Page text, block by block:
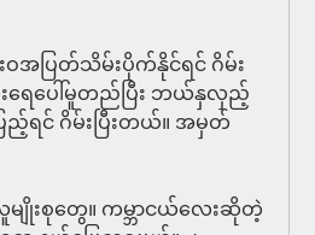
အပြတ်သိမ်းပိုက်နိုင်ရင် ဂိမ်း
းရေပေါ်မူတည်ပြီး ဘယ်နှလှည့်
င် ဂိမ်းပြီးတယ်။ အမှတ်
ျိုးစုတွေ။ ကမ္ဘာငယ်လေးဆိုတဲ့